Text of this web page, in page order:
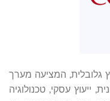
גלובלית, המציעה מערך
ייעוץ עסקי, טכנולוגיה